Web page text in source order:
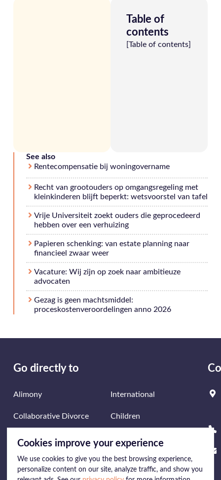
Table of
contents
[Table of contents]
See also
Rentecompensatie bij woningovername
Recht van grootouders op omgangsregeling met
kleinkinderen blijft beperkt: wetsvoorstel van tafel
Vrije Universiteit zoekt ouders die geprocedeerd
hebben over een verhuizing
Papieren schenking: van estate planning naar
financieel zwaar weer
Vacature: Wij zijn op zoek naar ambitieuze
advocaten
Gezag is geen machtsmiddel:
proceskostenveroordelingen anno 2026
Go directly to
Alimony
Collaborative Divorce
Divorce
Inheritance law
International
Children
Mediation
Business & Divorce
Cookies improve your experience
We use cookies to give you the best browsing experience,
personalize content on our site, analyze traffic, and show you